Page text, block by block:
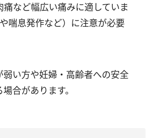
など幅広い痛みに適していま
喘息発作など）に注意が必要
い方や妊婦・高齢者への安全
合があります。